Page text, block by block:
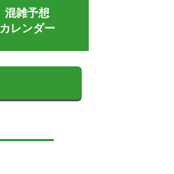
混雑予想
カレンダー